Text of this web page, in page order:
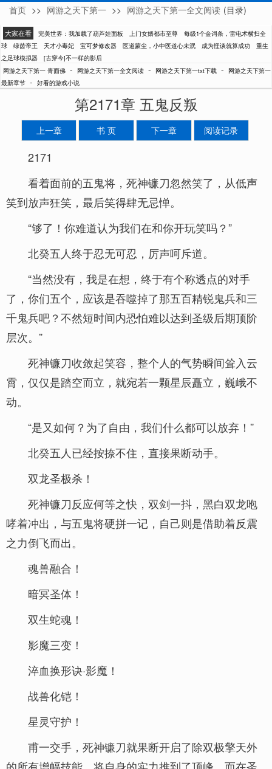
青面佛
首页 >> 网游之天下第一 >> 网游之天下第一全文阅读 (目录)
大家在看 完美世界：我加载了葫芦娃面板 上门女婿都市至尊
每级1个金词条，雷电术横扫全
球
绿茵帝王 天才小毒妃 宝可梦修改器 医道蒙尘，小中医道心未泯 成为怪谈就算成功
重生
之足球模拟器
[古穿今]不一样的影后
网游之天下第一 青面佛 - 网游之天下第一全文阅读 - 网游之天下第一txt下载 -
网游之天下第一
最新章节 - 好看的游戏小说
第2171章 五鬼反叛
上一章 书 页 下一章 阅读记录
2171
看着面前的五鬼将，死神镰刀忽然笑了，从低声
笑到放声狂笑，最后笑得肆无忌惮。
“够了！你难道认为我们在和你开玩笑吗？”
北癸五人终于忍无可忍，厉声呵斥道。
“当然没有，我是在想，终于有个称透点的对手
了，你们五个，应该是吞噬掉了那五百精锐鬼兵和三
千鬼兵吧？不然短时间内恐怕难以达到圣级后期顶阶
层次。”
死神镰刀收敛起笑容，整个人的气势瞬间耸入云
霄，仅仅是踏空而立，就宛若一颗星辰矗立，巍峨不
动。
“是又如何？为了自由，我们什么都可以放弃！”
北癸五人已经按捺不住，直接果断动手。
双龙圣极杀！
死神镰刀反应何等之快，双剑一抖，黑白双龙咆
哮着冲出，与五鬼将硬拼一记，自己则是借助着反震
之力倒飞而出。
魂兽融合！
暗冥圣体！
双生蛇魂！
影魔三变！
淬血换形诀·影魔！
战兽化铠！
星灵守护！
甫一交手，死神镰刀就果断开启了除双极擎天外